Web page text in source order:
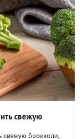
свежую
свежую брокколи,